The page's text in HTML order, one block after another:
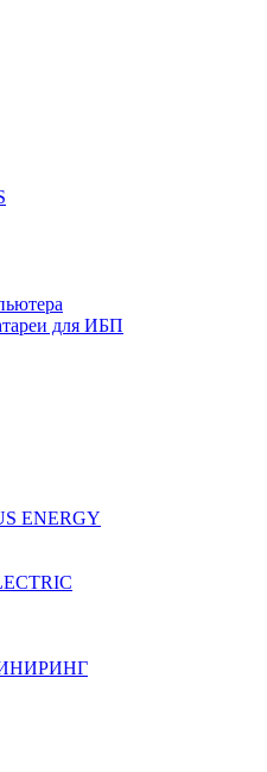
для ИБП
ENERGY